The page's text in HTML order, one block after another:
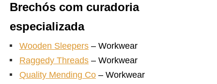
Brechós com curadoria
especializada
Wooden Sleepers – Workwear
Raggedy Threads – Workwear
Quality Mending Co – Workwear